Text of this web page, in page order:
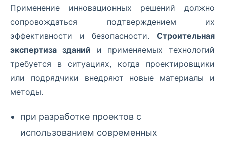
Применение инновационных решений должно
сопровождаться подтверждением их
эффективности и безопасности. Строительная
экспертиза зданий и применяемых технологий
требуется в ситуациях, когда проектировщики
или подрядчики внедряют новые материалы и
методы.
при разработке проектов с
использованием современных